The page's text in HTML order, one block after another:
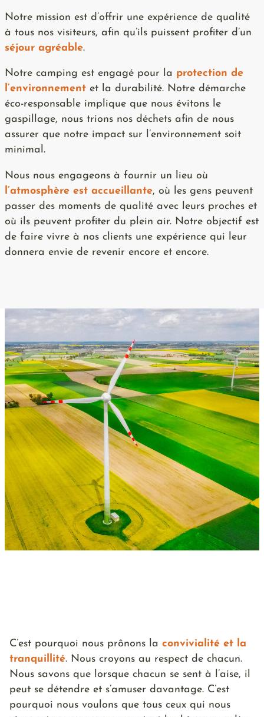
Notre mission est d’offrir une expérience de qualité
à tous nos visiteurs, afin qu’ils puissent profiter d’un
séjour agréable.
Notre camping est engagé pour la protection de
l’environnement et la durabilité. Notre démarche
éco-responsable implique que nous évitons le
gaspillage, nous trions nos déchets afin de nous
assurer que notre impact sur l’environnement soit
minimal.
Nous nous engageons à fournir un lieu où
l’atmosphère est accueillante, où les gens peuvent
passer des moments de qualité avec leurs proches et
où ils peuvent profiter du plein air. Notre objectif est
de faire vivre à nos clients une expérience qui leur
donnera envie de revenir encore et encore.
C’est pourquoi nous prônons la convivialité et la
tranquillité. Nous croyons au respect de chacun.
Nous savons que lorsque chacun se sent à l’aise, il
peut se détendre et s’amuser davantage. C’est
pourquoi nous voulons que tous ceux qui nous